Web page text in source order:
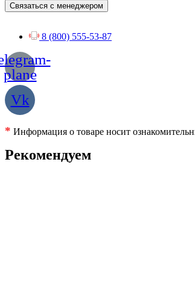
Связаться с менеджером
8 (800) 555-53-87
plane
Vk
* Информация о товаре носит
Рекомендуем